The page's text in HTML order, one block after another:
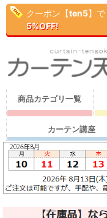
クーポン【ten5】で
5%OFF!
商品カテゴリ一覧
カーテン講座